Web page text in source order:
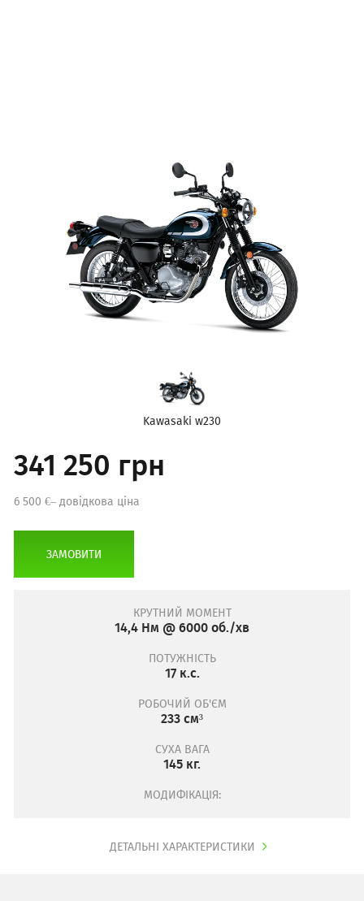
Kawasaki w230
КРУТНИЙ МОМЕНТ
14,4 Нм @ 6000 об./хв
ПОТУЖНІСТЬ
17 к.с.
РОБОЧИЙ ОБ'ЄМ
233 см³
СУХА ВАГА
145 кг.
МОДИФІКАЦІЯ:
ДЕТАЛЬНІ ХАРАКТЕРИСТИКИ
341 250 грн
6 500 €– довідкова ціна
ЗАМОВИТИ